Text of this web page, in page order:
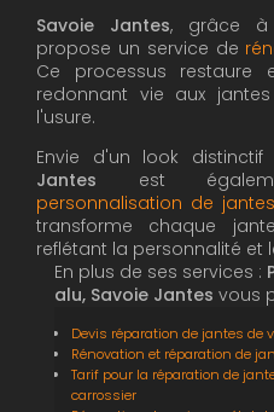
Savoie Jantes, grâce à
propose un service de
Ce processus restaure
redonnant vie aux
l'usure.
Envie d'un look
Jantes est
personnalisation de
transforme chaque
reflétant la personnalité et
En plus de ses services :
alu, Savoie Jantes vous
Devis réparation de jantes de
Rénovation et réparation de
Tarif pour la réparation de
carrossier